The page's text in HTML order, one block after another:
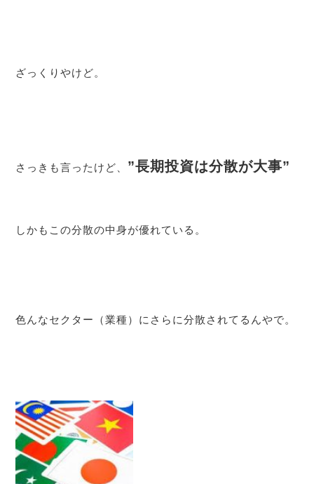
ざっくりやけど。
さっきも言ったけど、 ”長期投資は分散が大事”
しかもこの分散の中身が優れている。
色んなセクター（業種）にさらに分散されてるんやで。